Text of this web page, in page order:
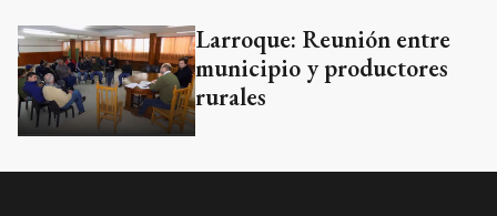
Larroque: Reunión entre
municipio y productores
rurales